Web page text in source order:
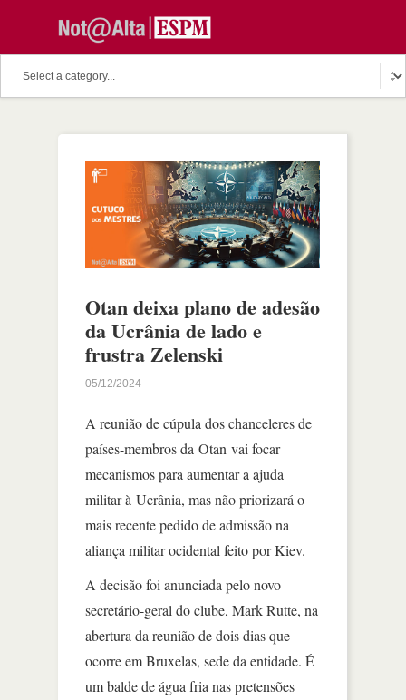
Otan deixa plano de adesão
da Ucrânia de lado e
frustra Zelenski
05/12/2024
A reunião de cúpula dos chanceleres de
países-membros da Otan vai focar
mecanismos para aumentar a ajuda
militar à Ucrânia, mas não priorizará o
mais recente pedido de admissão na
aliança militar ocidental feito por Kiev.
A decisão foi anunciada pelo novo
secretário-geral do clube, Mark Rutte, na
abertura da reunião de dois dias que
ocorre em Bruxelas, sede da entidade. É
um balde de água fria nas pretensões